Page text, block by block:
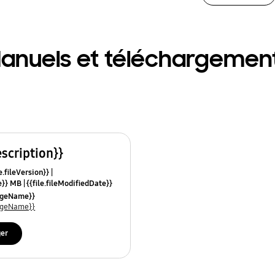
et
MB {{file.fileModifiedDate}}